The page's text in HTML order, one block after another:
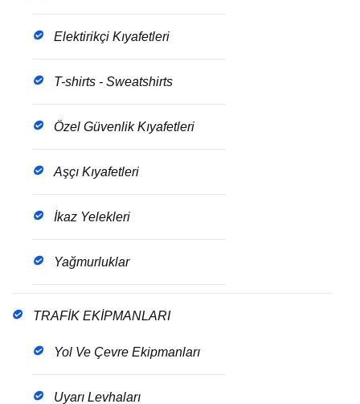
Elektirikçi Kıyafetleri
T-shirts - Sweatshirts
Özel Güvenlik Kıyafetleri
Aşçı Kıyafetleri
İkaz Yelekleri
Yağmurluklar
TRAFİK EKİPMANLARI
Yol Ve Çevre Ekipmanları
Uyarı Levhaları